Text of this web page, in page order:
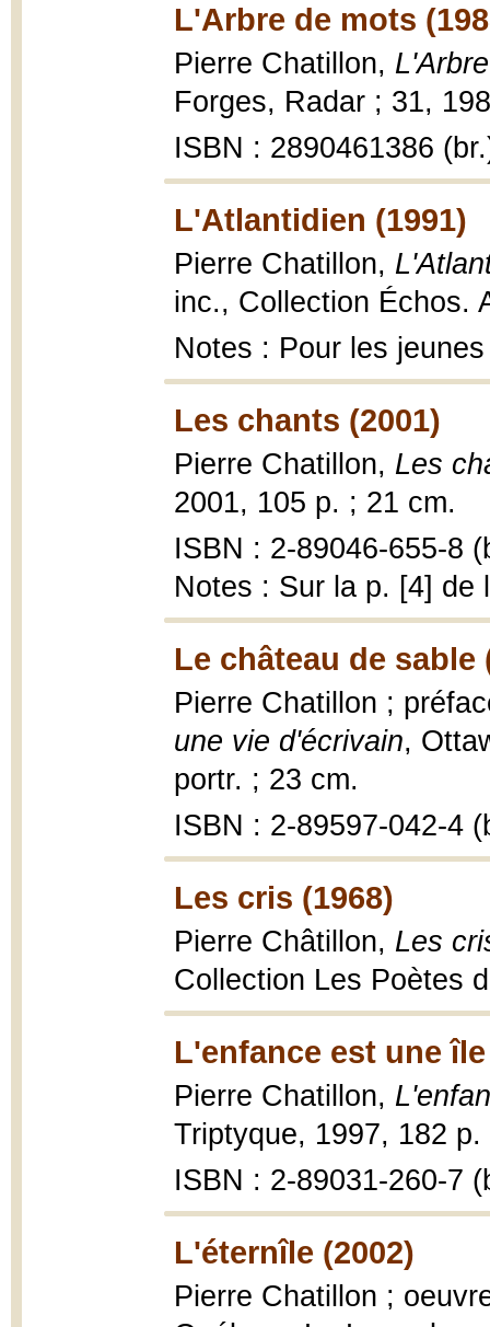
L'Arbre de mots
Pierre Chatillon,
Forges, Radar ; 31,
ISBN : 2890461386
L'Atlantidien (1991)
Pierre Chatillon,
inc., Collection Échos.
Notes : Pour les
Les chants (2001)
Pierre Chatillon, Les
2001, 105 p. ; 21 cm.
ISBN : 2-89046-655-8
Notes : Sur la p. [4] de
Le château de sable
Pierre Chatillon ;
une vie d'écrivain,
portr. ; 23 cm.
ISBN : 2-89597-042-4
Les cris (1968)
Pierre Châtillon, Les
Collection Les Poètes
L'enfance est une île
Pierre Chatillon,
Triptyque, 1997, 182
ISBN : 2-89031-260-7
L'éternîle (2002)
Pierre Chatillon ;